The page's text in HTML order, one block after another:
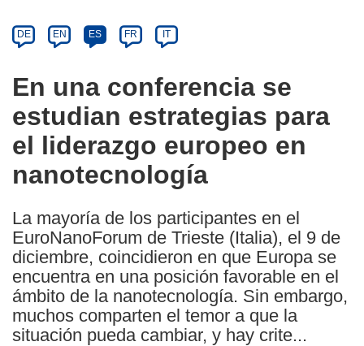
Article
available
the
following
languages:
DE EN ES FR IT
En una conferencia se
estudian estrategias para
el liderazgo europeo en
nanotecnología
La mayoría de los participantes en el
EuroNanoForum de Trieste (Italia), el 9 de
diciembre, coincidieron en que Europa se
encuentra en una posición favorable en el
ámbito de la nanotecnología. Sin embargo,
muchos comparten el temor a que la
situación pueda cambiar, y hay crite...